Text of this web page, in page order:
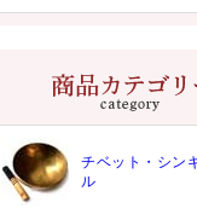
チベット・シン
ル